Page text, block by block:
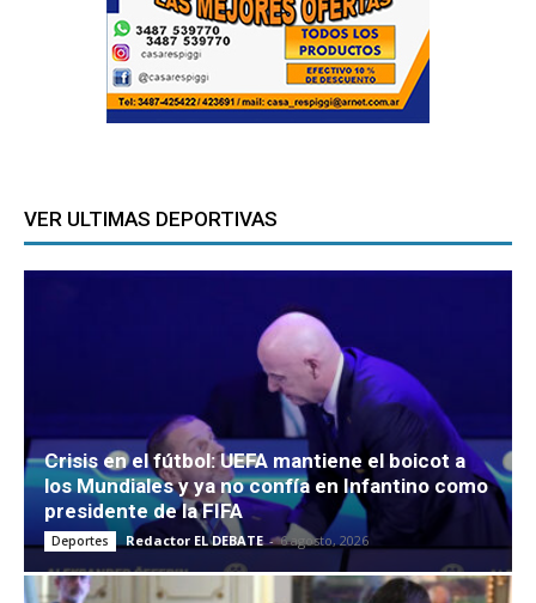
VER ULTIMAS DEPORTIVAS
Crisis en el fútbol: UEFA mantiene el boicot a
los Mundiales y ya no confía en Infantino como
presidente de la FIFA
Deportes Redactor EL DEBATE - 6 agosto, 2026